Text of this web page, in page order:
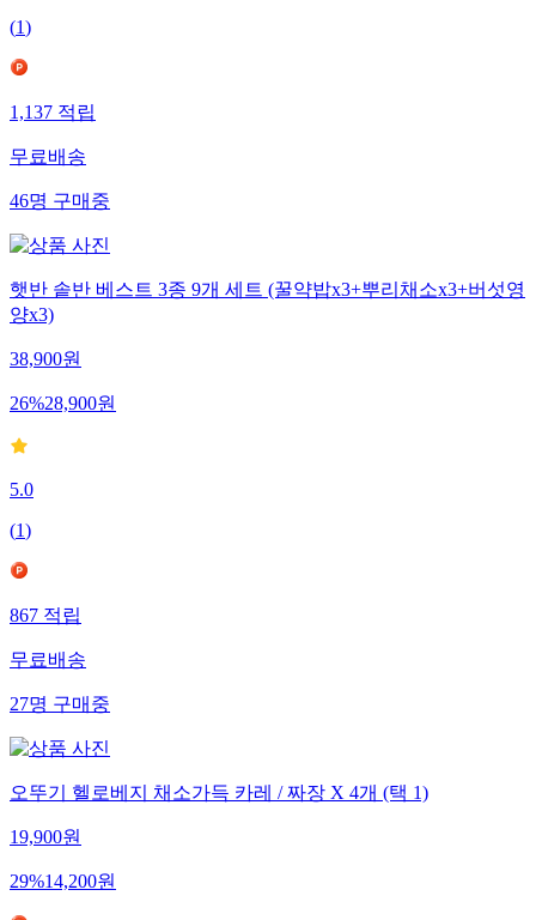
(1)
1,137적립
무료배송
46명구매중
햇반 솥반 베스트 3종 9개 세트 (꿀약밥x3+뿌리채소x3+버섯영
양x3)
38,900원
26%28,900원
5.0
(1)
867적립
무료배송
27명구매중
오뚜기 헬로베지 채소가득 카레 / 짜장 X 4개 (택 1)
19,900원
29%14,200원